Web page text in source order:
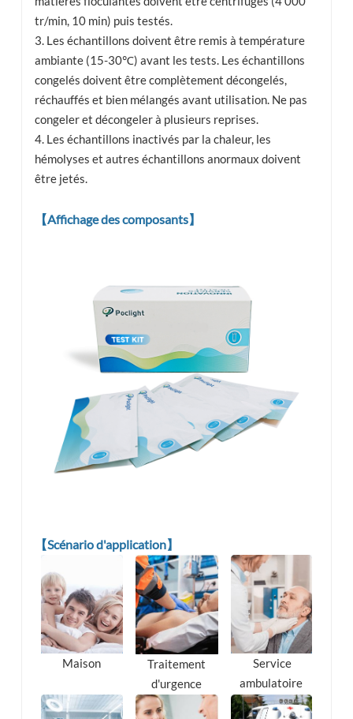
tr/min, 10 min) puis testés.
3. Les échantillons doivent être remis à température
ambiante (15-30℃) avant les tests. Les échantillons
congelés doivent être complètement décongelés,
réchauffés et bien mélangés avant utilisation. Ne pas
congeler et décongeler à plusieurs reprises.
4. Les échantillons inactivés par la chaleur, les
hémolyses et autres échantillons anormaux doivent
être jetés.
【Affichage des composants】
【Scénario d'application】
Maison
Traitement
d'urgence
Service
ambulatoire